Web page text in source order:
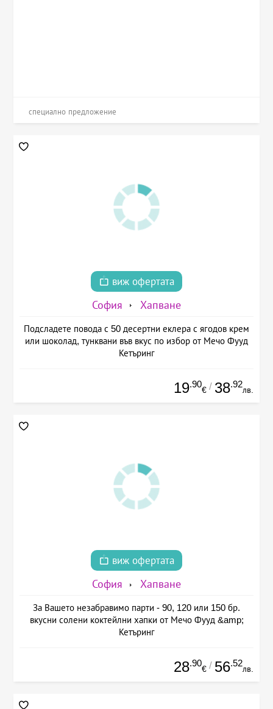
специално предложение
виж офертата
София Хапване
Подсладете повода с 50 десертни еклера с ягодов крем
или шоколад, тунквани във вкус по избор от Мечо Фууд
Кетъринг
19.90
€ / 38.92
лв.
виж офертата
София Хапване
За Вашето незабравимо парти - 90, 120 или 150 бр.
вкусни солени коктейлни хапки от Мечо Фууд &amp;
Кетъринг
28.90
€ / 56.52
лв.